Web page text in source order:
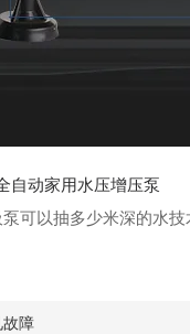
自动家用水压增压泵
可以抽多少米深的水
故障